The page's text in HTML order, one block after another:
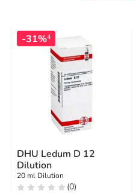
-31%4
DHU Ledum D 12
Dilution
20 ml Dilution
(0)